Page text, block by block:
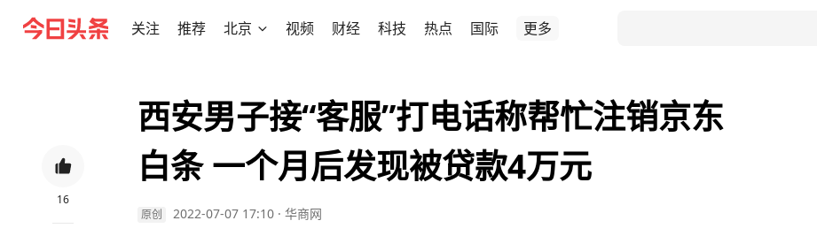
关注 推荐 北京 视频 财经 科技 热点 国际 更多
16
西安男子接“客服”打电话称帮忙注销京东
白条 一个月后发现被贷款4万元
原创 2022-07-07 17:10 · 华商网